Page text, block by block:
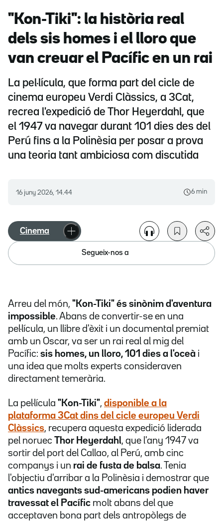
"Kon-Tiki": la història real
dels sis homes i el lloro que
van creuar el Pacífic en un rai
La pel·lícula, que forma part del cicle de
cinema europeu Verdi Clàssics, a 3Cat,
recrea l'expedició de Thor Heyerdahl, que
el 1947 va navegar durant 101 dies des del
Perú fins a la Polinèsia per posar a prova
una teoria tant ambiciosa com discutida
16 juny 2026, 14.44 6 min
Cinema
Segueix-nos a
Arreu del món, "Kon-Tiki" és sinònim d'aventura
impossible. Abans de convertir-se en una
pel·lícula, un llibre d'èxit i un documental premiat
amb un Oscar, va ser un rai real al mig del
Pacífic: sis homes, un lloro, 101 dies a l'oceà i
una idea que molts experts consideraven
directament temerària.
La pel·lícula "Kon-Tiki", disponible a la
plataforma 3Cat dins del cicle europeu Verdi
Clàssics, recupera aquesta expedició liderada
pel noruec Thor Heyerdahl, que l'any 1947 va
sortir del port del Callao, al Perú, amb cinc
companys i un rai de fusta de balsa. Tenia
l'objectiu d'arribar a la Polinèsia i demostrar que
antics navegants sud-americans podien haver
travessat el Pacífic molt abans del que
acceptaven bona part dels antropòlegs de